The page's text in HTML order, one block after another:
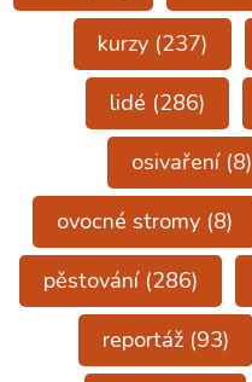
kurzy(237)
lidé (286)
osivaření(8)
ovocné stromy(8)
pěstování(286)
reportáž (93)